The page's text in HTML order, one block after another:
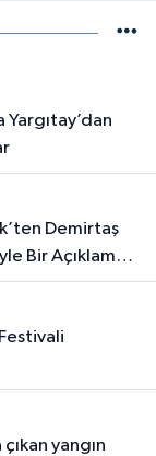
Bir Açıklama